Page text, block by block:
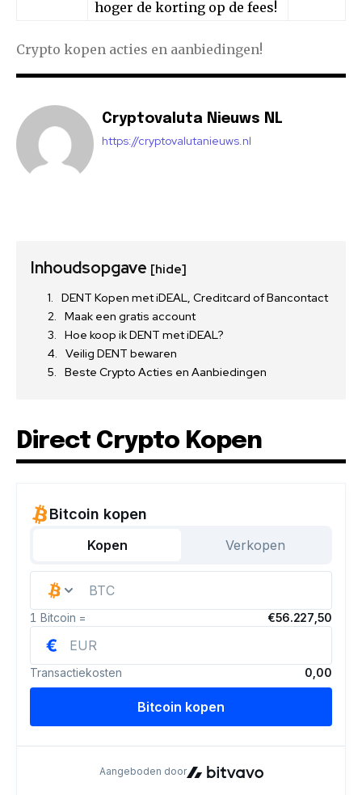
hoger de korting op de fees!
Crypto kopen acties en aanbiedingen!
Cryptovaluta Nieuws NL
https://cryptovalutanieuws.nl
Inhoudsopgave [hide]
DENT Kopen met iDEAL, Creditcard of Bancontact
Maak een gratis account
Hoe koop ik DENT met iDEAL?
Veilig DENT bewaren
Beste Crypto Acties en Aanbiedingen
Direct Crypto Kopen